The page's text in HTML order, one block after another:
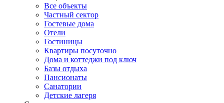
Все объекты
Частный сектор
Гостевые дома
Отели
Гостиницы
Квартиры посуточно
Дома и коттеджи под ключ
Базы отдыха
Пансионаты
Санатории
Детские лагеря